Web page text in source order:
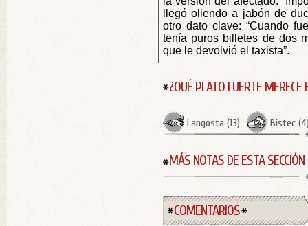
llegó oliendo a jabón de
otro dato clave: “Cuando
tenía puros billetes de dos
que le devolvió el taxista”.
¿QUÉ PLATO FUERTE MERECE
Langosta (13) Bistec (4
MÁS NOTAS DE ESTA SECCIÓN
COMENTARIOS